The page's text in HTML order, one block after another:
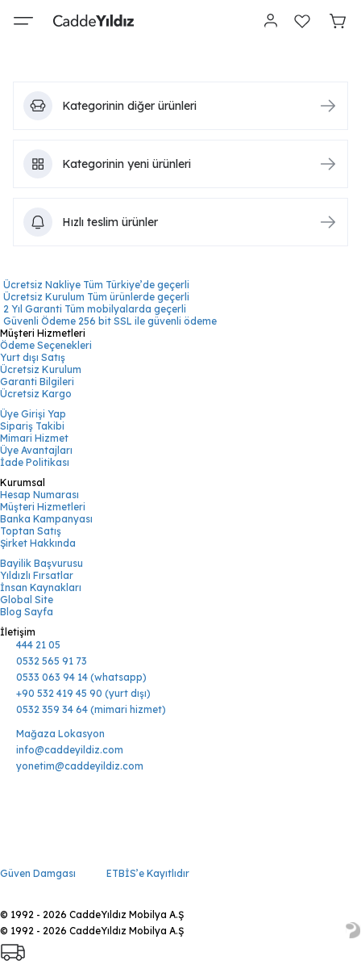
Kategorinin diğer ürünleri
Kategorinin yeni ürünleri
Hızlı teslim ürünler
Ücretsiz Nakliye Tüm Türkiye’de geçerli
Ücretsiz Kurulum Tüm ürünlerde geçerli
2 Yıl Garanti Tüm mobilyalarda geçerli
Güvenli Ödeme 256 bit SSL ile güvenli ödeme
Müşteri Hizmetleri
Ödeme Seçenekleri
Yurt dışı Satış
Ücretsiz Kurulum
Garanti Bilgileri
Ücretsiz Kargo
Üye Girişi Yap
Sipariş Takibi
Mimari Hizmet
Üye Avantajları
İade Politikası
Kurumsal
Hesap Numarası
Müşteri Hizmetleri
Banka Kampanyası
Toptan Satış
Şirket Hakkında
Bayilik Başvurusu
Yıldızlı Fırsatlar
İnsan Kaynakları
Global Site
Blog Sayfa
İletişim
444 21 05
0532 565 91 73
0533 063 94 14 (whatsapp)
+90 532 419 45 90 (yurt dışı)
0532 359 34 64 (mimari hizmet)
Mağaza Lokasyon
info@caddeyildiz.com
yonetim@caddeyildiz.com
Güven Damgası ETBİS’e Kayıtlıdır
© 1992 - 2026 CaddeYıldız Mobilya A.Ş
© 1992 - 2026 CaddeYıldız Mobilya A.Ş